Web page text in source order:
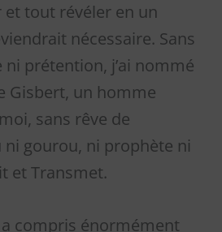
tout révéler en un
nécessaire. Sans
prétention, j’ai nommé
Gisbert, un homme
sans rêve de
ni gourou, ni prophète ni
et Transmet.
a compris énormément